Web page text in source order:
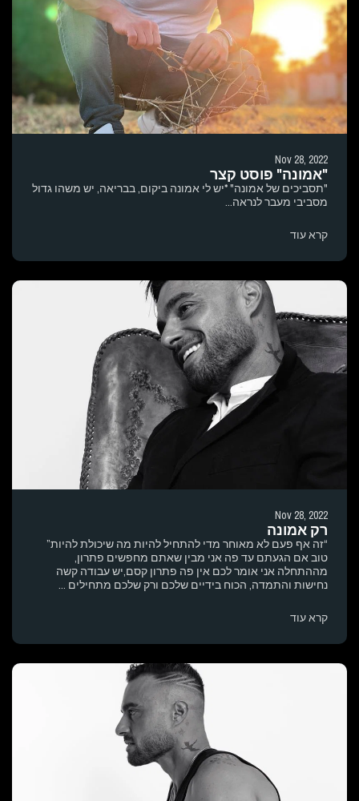
Nov 28, 2022
"אמונה" פוסט קצר
"תסביכים של אמונה" *יש לי אמונה ביקום, בבריאה, יש משהו גדול
מסביבי מעבר לנראה...
קרא עוד
Nov 28, 2022
רק אמונה
“זה אף פעם לא מאוחר מדי להתחיל להיות מה שיכולת להיות”
טוב אם הגעתם עד פה אני מבין שאתם מחפשים פתרון,
מההתחלה אני אומר לכם אין פה פתרון קסם,יש עבודה קשה
נחישות והתמדה, הכוח בידיים שלכם ורק שלכם מתחילים ...
קרא עוד